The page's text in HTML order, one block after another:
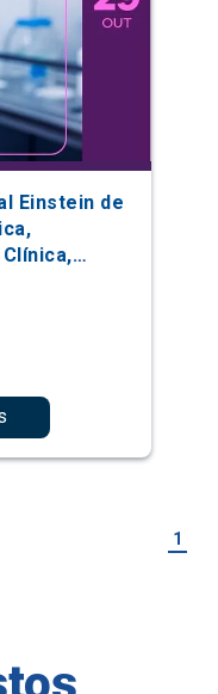
Einstein de
1